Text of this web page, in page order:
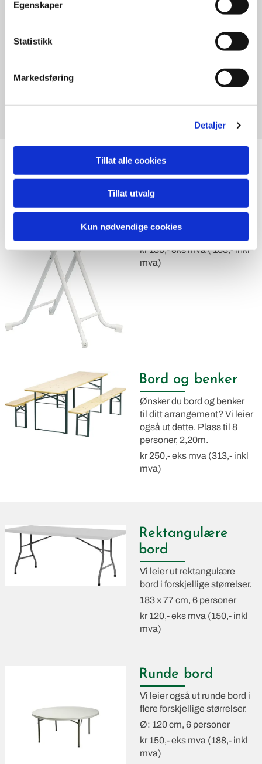
Egenskaper
Statistikk
Markedsføring
Detaljer
Tillat alle cookies
Tillat utvalg
Kun nødvendige cookies
Våre ståbord passer perfekt
om det er ett uformelt eller
Ø: 80 cm, høyde 110 cm
kr 130,- eks mva ( 163,- inkl
mva)
Bord og benker
Ønsker du bord og benker
til ditt arrangement? Vi leier
også ut dette. Plass til 8
personer, 2,20m.
kr 250,- eks mva (313,- inkl
mva)
Rektangulære
bord
Vi leier ut rektangulære
bord i forskjellige størrelser.
183 x 77 cm, 6 personer
kr 120,- eks mva (150,- inkl
mva)
Runde bord
Vi leier også ut runde bord i
flere forskjellige størrelser.
Ø: 120 cm, 6 personer
kr 150,- eks mva (188,- inkl
mva)